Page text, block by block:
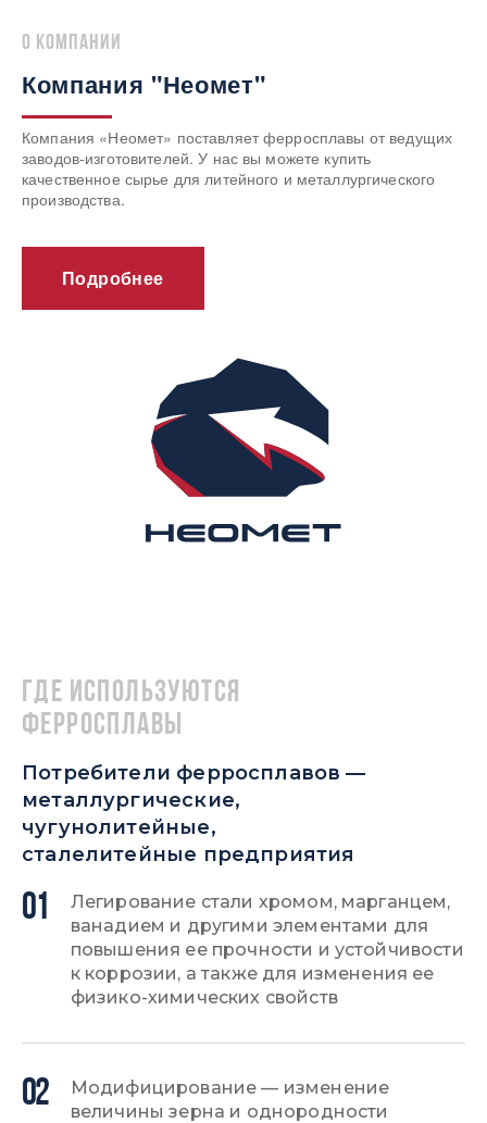
о компании
Компания "Неомет"
Компания «Неомет» поставляет ферросплавы от ведущих
заводов-изготовителей. У нас вы можете купить
качественное сырье для литейного и металлургического
производства.
Подробнее
Где используются
ферросплавы
Потребители ферросплавов —
металлургические,
чугунолитейные,
сталелитейные предприятия
01
Легирование стали хромом, марганцем,
ванадием и другими элементами для
повышения ее прочности и устойчивости
к коррозии, а также для изменения ее
физико-химических свойств
02
Модифицирование — изменение
величины зерна и однородности